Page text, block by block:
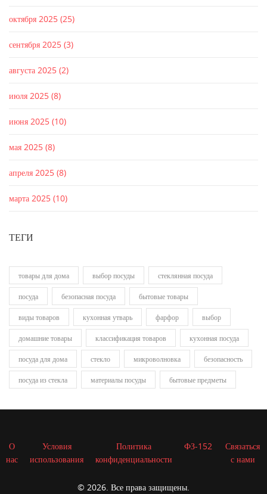
октября 2025 (25)
сентября 2025 (3)
августа 2025 (2)
июля 2025 (8)
июня 2025 (10)
мая 2025 (8)
апреля 2025 (8)
марта 2025 (10)
ТЕГИ
товары для дома выбор посуды стеклянная посуда
посуда безопасная посуда бытовые товары
виды товаров кухонная утварь фарфор выбор
домашние товары классификация товаров кухонная посуда
посуда для дома стекло микроволновка безопасность
посуда из стекла материалы посуды бытовые предметы
О
нас
Условия
использования
Политика
конфиденциальности
ФЗ-152
Связаться
с нами
© 2026. Все права защищены.